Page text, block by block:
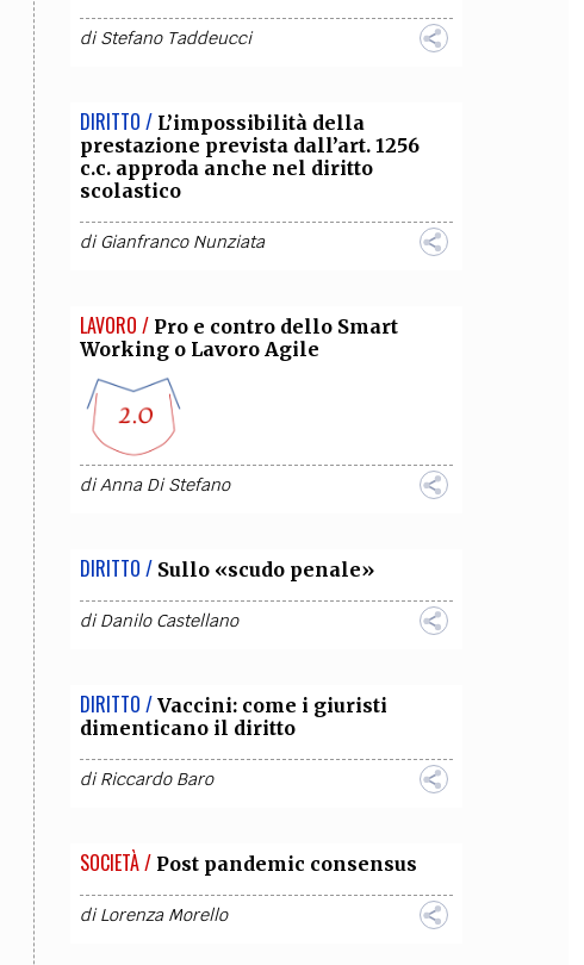
diStefano Taddeucci
DIRITTO / L’impossibilità della
prestazione prevista dall’art. 1256
c.c. approda anche nel diritto
scolastico
diGianfranco Nunziata
LAVORO / Pro e contro dello Smart
Working o Lavoro Agile
diAnna Di Stefano
DIRITTO / Sullo «scudo penale»
diDanilo Castellano
DIRITTO / Vaccini: come i giuristi
dimenticano il diritto
diRiccardo Baro
SOCIETÀ / Post pandemic consensus
diLorenza Morello